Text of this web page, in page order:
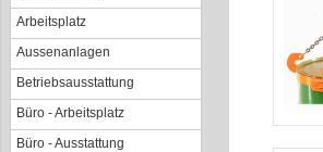
Arbeitsplatz
Aussenanlagen
Betriebsausstattung
Büro - Arbeitsplatz
Büro - Ausstattung